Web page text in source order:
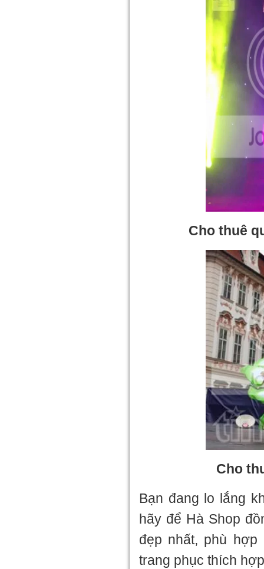
Cho thuê
Cho
Bạn đang lo lắng
hãy để Hà Shop
đẹp nhất, phù
trang phục thích